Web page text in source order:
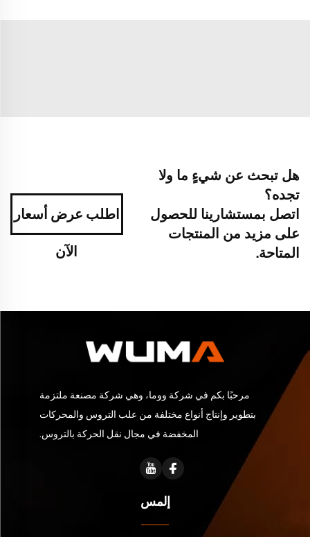
هل تبحث عن شيءٍ ما ولا
تجده؟
اتصل بمستشارينا للحصول
على مزيد من المنتجات
المتاحة.
اطلب عرض أسعار
الآن
مرحبًا بكم في شركة ووما، وهي شركة مصنعة ملتزمة
بتطوير وإنتاج أنواع مختلفة من علب التروس والمحركات
المخفضة في مجال نقل الحركة بالتروس.
إلمس